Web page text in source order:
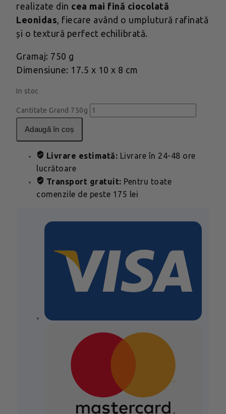
realizate din cea mai fină ciocolată
Leonidas , fiecare având o umplutură rafinată
și o textură perfect echilibrată.
Gramaj: 750 g
Dimensiune: 17.5 x 10 x 8 cm
In stoc
Cantitate Grand 750g
adaugă în coș
Livrare estimată: Livrare în 24-48 ore
lucrătoare
Transport gratuit: Pentru toate
comenzile de peste 175 lei